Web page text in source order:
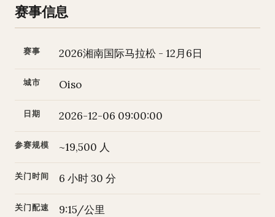
赛事信息
赛事 2026湘南国际马拉松 - 12月6日
城市 Oiso
日期 2026-12-06 09:00:00
参赛规模 ~19,500 人
关门时间 6 小时 30 分
关门配速 9:15/公里